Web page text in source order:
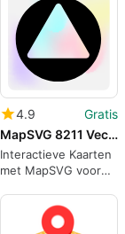
4.9
Gratis
MapSVG 8211 Vector maps Image maps Google Maps
Interactieve Kaarten
met MapSVG voor